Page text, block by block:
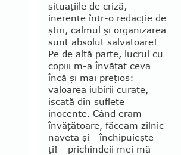
situaţiile de cri­ză,
inerente într-o redac­ţie de
ştiri, calmul şi or­gani­zarea
sunt absolut salvatoare!
Pe de altă parte, lucrul cu
copiii m-a învăţat ceva
încă şi mai preţios:
valoarea iubirii curate,
iscată din suflete
inocente. Când eram
învăţătoare, fă­ceam zilnic
naveta şi - închipuieşte-
ţi! - pri­chin­deii mei mă